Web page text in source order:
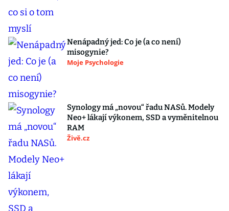
Nenápadný jed: Co je (a co není)
misogynie?
Moje Psychologie
Synology má „novou“ řadu NASů. Modely
Neo+ lákají výkonem, SSD a vyměnitelnou
RAM
Živě.cz